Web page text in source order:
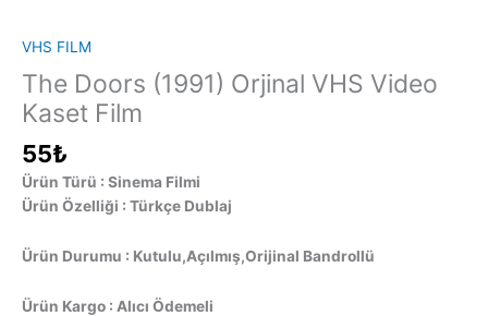
VHS FILM
The Doors (1991) Orjinal VHS Video
Kaset Film
55₺
Ürün Türü : Sinema Filmi
Ürün Özelliği : Türkçe Dublaj
Ürün Durumu : Kutulu,Açılmış,Orijinal Bandrollü
Ürün Kargo : Alıcı Ödemeli